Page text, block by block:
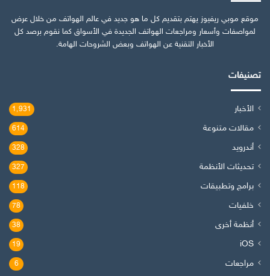
موقع موبي ريفيوز يهتم بتقديم كل ما هو جديد في عالم الهواتف من خلال عرض
لمواصفات وأسعار ومراجعات الهواتف الجديدة في الأسواق كما نقوم برصد كل
الأخبار التقنية عن الهواتف وبعض الشروحات الهامة.
تصنيفات
الأخبار 1٬931
مقالات متنوعة 614
أندرويد 328
تحديثات الأنظمة 327
برامج وتطبيقات 118
خلفيات 78
أنظمة أخرى 38
iOS
19
مراجعات 6